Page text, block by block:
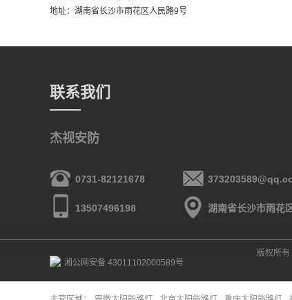
地址：湖南省长沙市雨花区人民路9号
联系我们
杰视安防
0731-82121678
13507496198 湖南省长沙市雨花
版权所有
湘公网安备 43011102000589号